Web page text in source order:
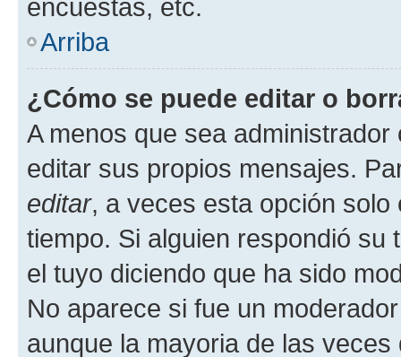
encuestas, etc.
Arriba
¿Cómo se puede editar o
A menos que sea
editar sus propios mensajes.
editar, a veces esta opción
tiempo. Si alguien respondió
el tuyo diciendo que ha sido
No aparece si fue un
aunque la mayoria de las